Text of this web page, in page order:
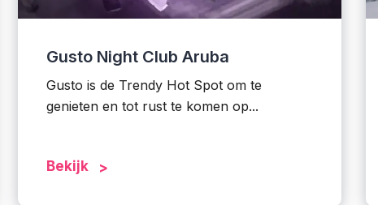
Gusto Night Club Aruba
Gusto is de Trendy Hot Spot om te
genieten en tot rust te komen op...
Bekijk